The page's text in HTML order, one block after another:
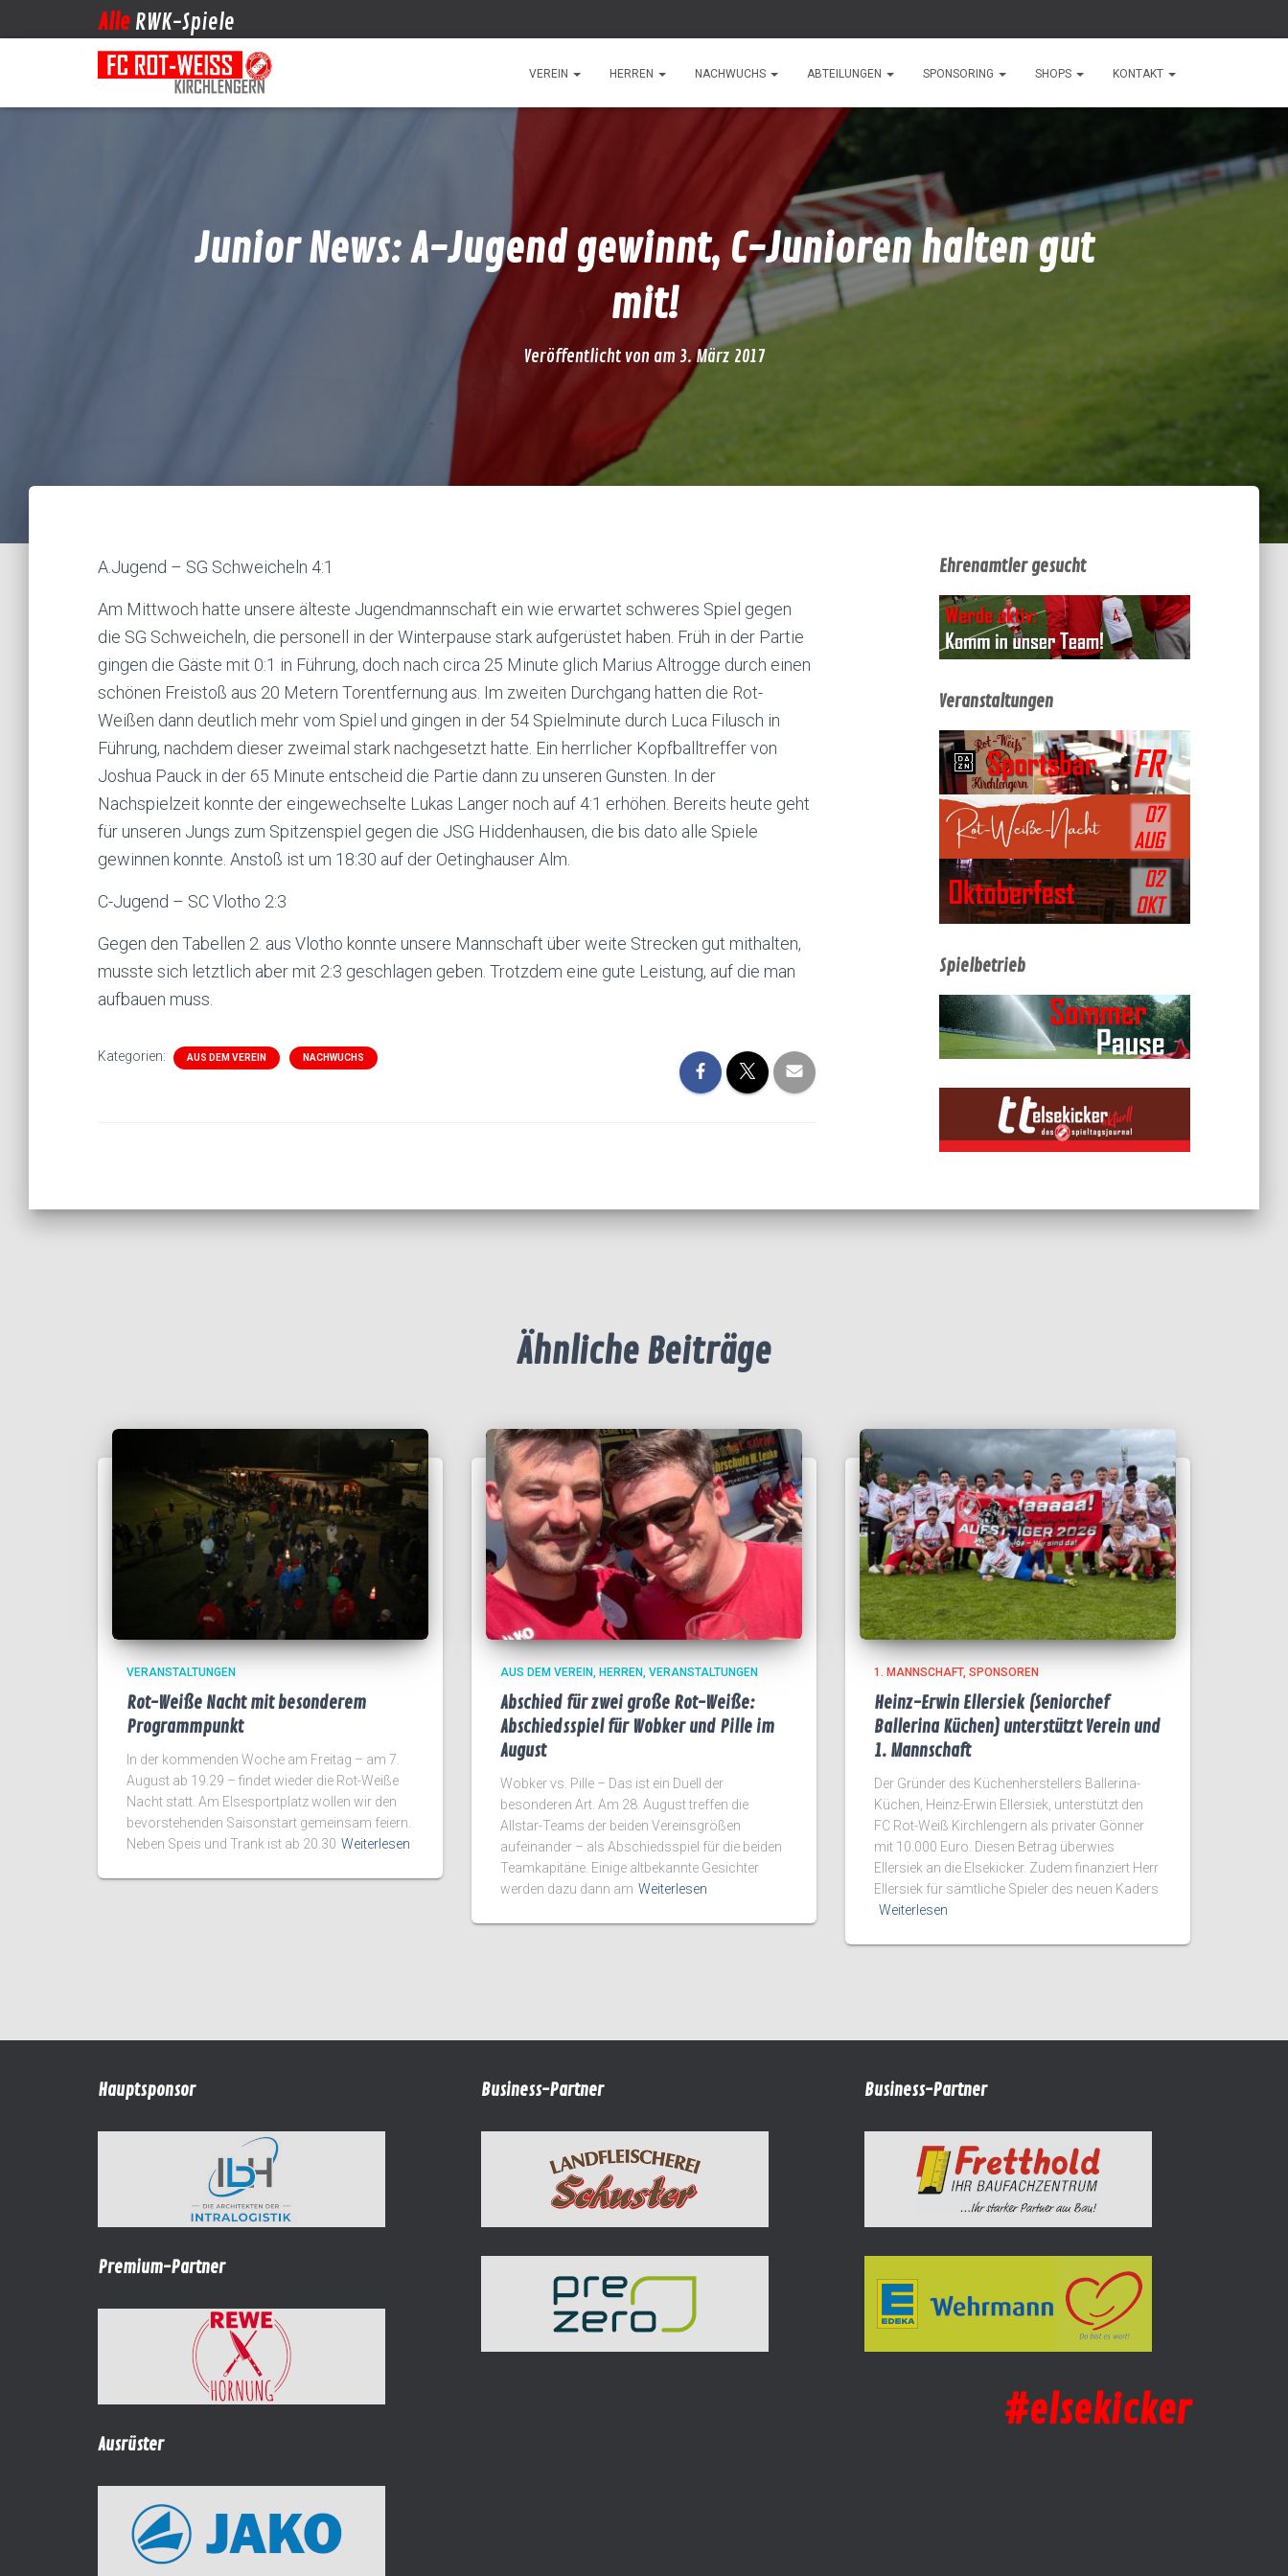
Alle RWK-Spiele
VEREIN HERREN NACHWUCHS ABTEILUNGEN SPONSORING SHOPS KONTAKT
Junior News: A-Jugend gewinnt, C-Junioren halten gut
mit!
Veröffentlicht von am 3. März 2017
A.Jugend – SG Schweicheln 4:1
Am Mittwoch hatte unsere älteste Jugendmannschaft ein wie erwartet schweres Spiel gegen
die SG Schweicheln, die personell in der Winterpause stark aufgerüstet haben. Früh in der Partie
gingen die Gäste mit 0:1 in Führung, doch nach circa 25 Minute glich Marius Altrogge durch einen
schönen Freistoß aus 20 Metern Torentfernung aus. Im zweiten Durchgang hatten die Rot-
Weißen dann deutlich mehr vom Spiel und gingen in der 54 Spielminute durch Luca Filusch in
Führung, nachdem dieser zweimal stark nachgesetzt hatte. Ein herrlicher Kopfballtreffer von
Joshua Pauck in der 65 Minute entscheid die Partie dann zu unseren Gunsten. In der
Nachspielzeit konnte der eingewechselte Lukas Langer noch auf 4:1 erhöhen. Bereits heute geht
für unseren Jungs zum Spitzenspiel gegen die JSG Hiddenhausen, die bis dato alle Spiele
gewinnen konnte. Anstoß ist um 18:30 auf der Oetinghauser Alm.
C-Jugend – SC Vlotho 2:3
Gegen den Tabellen 2. aus Vlotho konnte unsere Mannschaft über weite Strecken gut mithalten,
musste sich letztlich aber mit 2:3 geschlagen geben. Trotzdem eine gute Leistung, auf die man
aufbauen muss.
Kategorien: AUS DEM VEREIN NACHWUCHS
Ehrenamtler gesucht
Veranstaltungen
Spielbetrieb
Ähnliche Beiträge
VERANSTALTUNGEN
Rot-Weiße Nacht mit besonderem
Programmpunkt
In der kommenden Woche am Freitag – am 7.
August ab 19.29 – findet wieder die Rot-Weiße
Nacht statt. Am Elsesportplatz wollen wir den
bevorstehenden Saisonstart gemeinsam feiern.
Neben Speis und Trank ist ab 20.30 Weiterlesen
AUS DEM VEREIN HERREN VERANSTALTUNGEN
Abschied für zwei große Rot-Weiße:
Abschiedsspiel für Wobker und Pille im
August
Wobker vs. Pille – Das ist ein Duell der
besonderen Art. Am 28. August treffen die
Allstar-Teams der beiden Vereinsgrößen
aufeinander – als Abschiedsspiel für die beiden
Teamkapitäne. Einige altbekannte Gesichter
werden dazu dann am Weiterlesen
1. MANNSCHAFT SPONSOREN
Heinz-Erwin Ellersiek (Seniorchef
Ballerina Küchen) unterstützt Verein und
1. Mannschaft
Der Gründer des Küchenherstellers Ballerina-
Küchen, Heinz-Erwin Ellersiek, unterstützt den
FC Rot-Weiß Kirchlengern als privater Gönner
mit 10.000 Euro. Diesen Betrag überwies
Ellersiek an die Elsekicker. Zudem finanziert Herr
Ellersiek für sämtliche Spieler des neuen Kaders
Weiterlesen
Hauptsponsor
Premium-Partner
Ausrüster
Business-Partner Business-Partner
#elsekicker